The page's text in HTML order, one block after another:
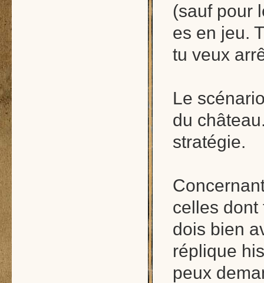
(sauf pour
es en jeu.
tu veux
Le
du
stratégie.
celles dont
dois bien
réplique
peux